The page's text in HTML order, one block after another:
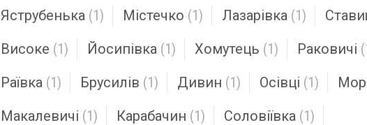
Яструбенька (1) Містечко (1) Лазарівка (1)
Високе (1) Йосипівка (1) Хомутець (1) Раковичі
Раївка (1) Брусилів (1) Дивин (1) Осівці (1)
Макалевичі (1) Карабачин (1) Соловіївка (1)